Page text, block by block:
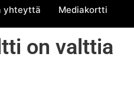
yhteyttä Mediakortti
on valttia